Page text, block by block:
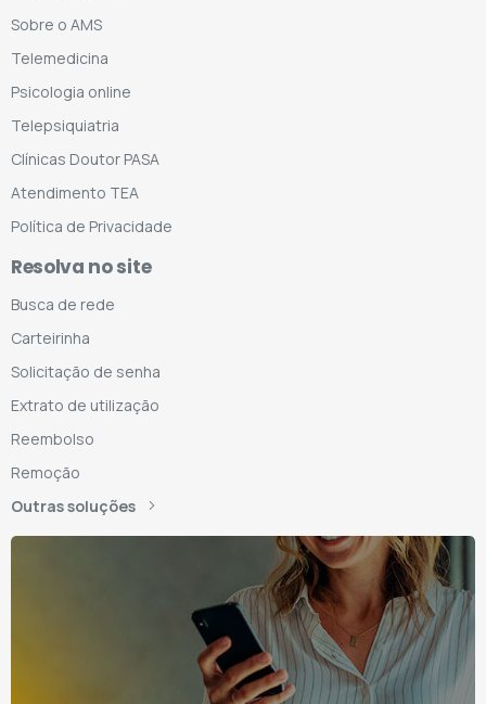
Sobre o AMS
Telemedicina
Psicologia online
Telepsiquiatria
Clínicas Doutor PASA
Atendimento TEA
Política de Privacidade
Resolva no site
Busca de rede
Carteirinha
Solicitação de senha
Extrato de utilização
Reembolso
Remoção
Outras soluções